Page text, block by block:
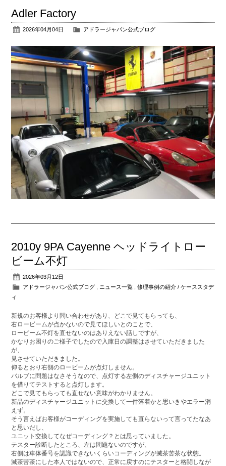
Adler Factory
2026年04月04日 アドラージャパン公式ブログ
2010y 9PA Cayenne ヘッドライトロー
ビーム不灯
2026年03月12日
アドラージャパン公式ブログ
ニュース一覧 ,修理事例の紹介 / ケーススタデ
ィ
新規のお客様より問い合わせがあり、どこで見てもらっても、
右ロービームが点かないので見てほしいとのことで、
ロービーム不灯を直せないのはありえない話しですが、
かなりお困りのご様子でしたので入庫日の調整はさせていただきました
が、
見させていただきました。
仰るとおり右側のロービームが点灯しません。
バルブに問題はなさそうなので、点灯する左側のディスチャージユニット
を借りてテストすると点灯します。
どこで見てもらっても直せない意味がわかりません。
新品のディスチャージユニットに交換して一件落着かと思いきやエラー消
えず。
そう言えばお客様がコーディングを実施しても直らないって言ってたなあ
と思いだし、
ユニット交換してなぜコーディング？とは思っていました。
テスター診断したところ、左は問題ないのですが、
右側は車体番号を認識できないくらいコーディングが滅茶苦茶な状態。
滅茶苦茶にした本人ではないので、正常に戻すのにテスターと格闘しなが